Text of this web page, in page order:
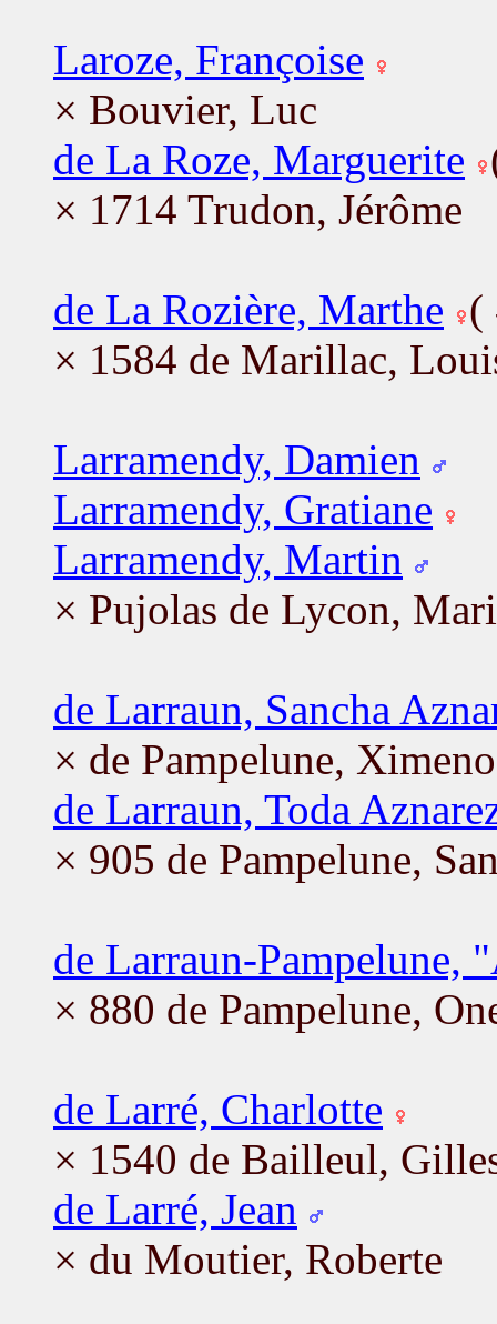
Laroze, Françoise
× Bouvier, Luc
de La Roze, Marguerite
× 1714 Trudon, Jérôme
de La Rozière, Marthe (
× 1584 de Marillac,
Larramendy, Damien
Larramendy, Gratiane
Larramendy, Martin
× Pujolas de Lycon,
de Larraun, Sancha
× de Pampelune,
de Larraun, Toda
× 905 de Pampelune,
de Larraun-Pampelune,
× 880 de Pampelune,
de Larré, Charlotte
× 1540 de Bailleul,
de Larré, Jean
× du Moutier, Roberte